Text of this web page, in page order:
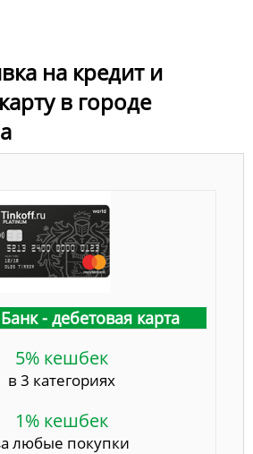
на кредит и
в городе
- дебетовая карта
5% кешбек
в 3 категориях
1% кешбек
любые покупки